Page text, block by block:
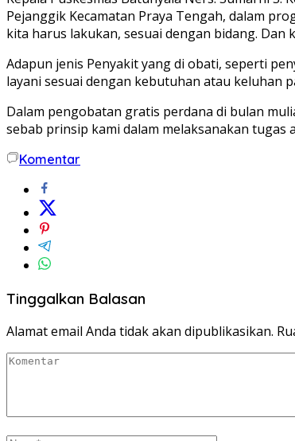
Pejanggik Kecamatan Praya Tengah, dalam
kita harus lakukan, sesuai dengan bidang. Dan
Adapun jenis Penyakit yang di obati, seperti
layani sesuai dengan kebutuhan atau keluhan
Dalam pengobatan gratis perdana di bulan
sebab prinsip kami dalam melaksanakan tugas
Komentar
Tinggalkan Balasan
Alamat email Anda tidak akan dipublikasikan.